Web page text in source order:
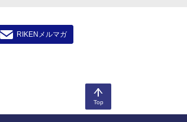
Top
RIKENメルマガ